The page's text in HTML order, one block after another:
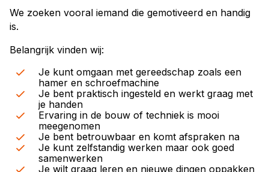
We zoeken vooral iemand die gemotiveerd en handig
is.
Belangrijk vinden wij:
Je kunt omgaan met gereedschap zoals een
hamer en schroefmachine
Je bent praktisch ingesteld en werkt graag met
je handen
Ervaring in de bouw of techniek is mooi
meegenomen
Je bent betrouwbaar en komt afspraken na
Je kunt zelfstandig werken maar ook goed
samenwerken
Je wilt graag leren en nieuwe dingen oppakken